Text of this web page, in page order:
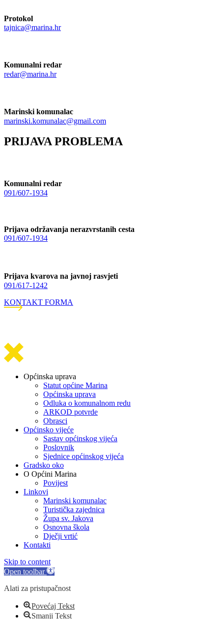
Protokol
tajnica@marina.hr
Komunalni redar
redar@marina.hr
Marinski komunalac
marinski.komunalac@gmail.com
PRIJAVA PROBLEMA
Komunalni redar
091/607-1934
Prijava održavanja nerazvrstanih cesta
091/607-1934
Prijava kvarova na javnoj rasvjeti
091/617-1242
KONTAKT FORMA
Općinska uprava
Statut općine Marina
Općinska uprava
Odluka o komunalnom redu
ARKOD potvrde
Obrasci
Općinsko vijeće
Sastav općinskog vijeća
Poslovnik
Sjednice općinskog vijeća
Gradsko oko
O Općini Marina
Povijest
Linkovi
Marinski komunalac
Turistička zajednica
Župa sv. Jakova
Osnovna škola
Dječji vrtić
Kontakti
Skip to content
Open toolbar
Alati za pristupačnost
Povećaj Tekst
Smanji Tekst